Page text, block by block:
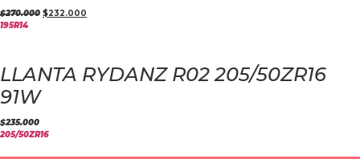
$270.000 $232.000
195R14
LLANTA RYDANZ R02 205/50ZR16
91W
$235.000
205/50ZR16